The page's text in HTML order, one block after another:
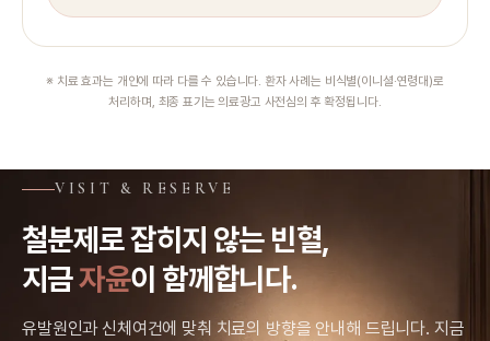
※ 치료 효과는 개인에 따라 다를 수 있습니다. 환자 사례는 비식별(이니셜·연령대)로
처리하며, 최종 표기는 의료광고 사전심의 후 확정됩니다.
VISIT & RESERVE
철분제로 잡히지 않는 빈혈,
지금자윤이 함께합니다.
유발원인과 신체여건에 맞춰 치료의 방향을 안내해 드립니다. 지금